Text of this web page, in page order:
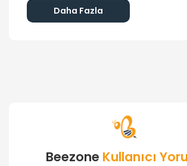
doktora danışılmalıdır.
Daha Fazla
Beezone Kullanıcı